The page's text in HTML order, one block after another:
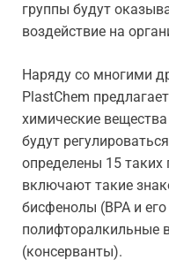
группы будут
воздействие на
Наряду со многими
PlastChem
химические
будут
определены 15 таких
включают такие
бисфенолы (BPA и
полифторалкильные
(консерванты).